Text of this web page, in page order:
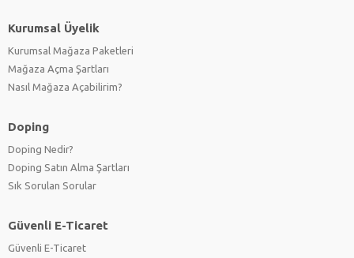
Kurumsal Üyelik
Kurumsal Mağaza Paketleri
Mağaza Açma Şartları
Nasıl Mağaza Açabilirim?
Doping
Doping Nedir?
Doping Satın Alma Şartları
Sık Sorulan Sorular
Güvenli E-Ticaret
Güvenli E-Ticaret